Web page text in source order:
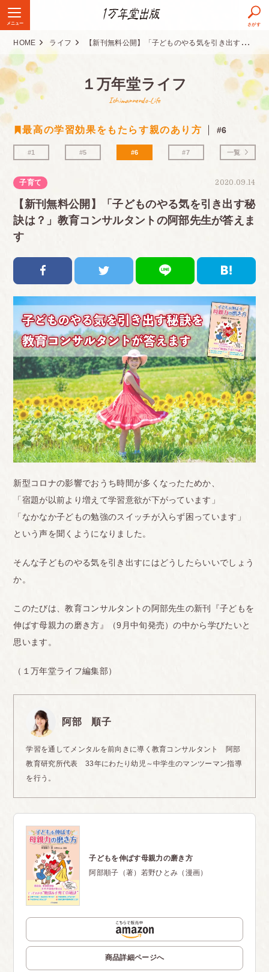
メニュー さがす
HOME ライフ 【新刊無料公開】「子どものやる気を引き出す秘訣は？」教育コンサルタントの阿部先生が答えます
１万年堂ライフ
Ichimannendo-Life
最高の学習効果をもたらす親のあり方 #6
#1 #5 #6 #7 一覧
2020.09.14
子育て
【新刊無料公開】「子どものやる気を引き出す秘
訣は？」教育コンサルタントの阿部先生が答えま
す
新型コロナの影響でおうち時間が多くなったためか、
「宿題が以前より増えて学習意欲が下がっています」
「なかなか子どもの勉強のスイッチが入らず困っています」
という声を聞くようになりました。
そんな子どものやる気を引き出すにはどうしたらいいでしょう
か。
このたびは、教育コンサルタントの阿部先生の新刊『子どもを
伸ばす母親力の磨き方』（9月中旬発売）の中から学びたいと
思います。
（１万年堂ライフ編集部）
阿部 順子
学習を通してメンタルを前向きに導く教育コンサルタント 阿部
教育研究所代表 33年にわたり幼児～中学生のマンツーマン指導
を行う。
子どもを伸ばす母親力の磨き方
阿部順子（著）若野ひとみ（漫画）
商品詳細ページへ